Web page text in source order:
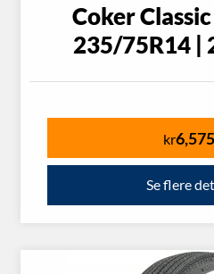
Coker
235/75R14 |
kr
Se flere